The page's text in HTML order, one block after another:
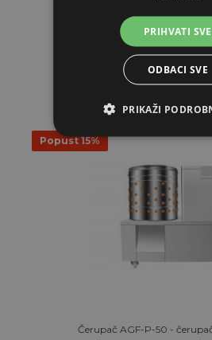
NA
STAVI U
Popust 15%
Čerupač AGF-P-50 -
PRIHVATI SVE
ODBACI SVE
PRIKAŽI